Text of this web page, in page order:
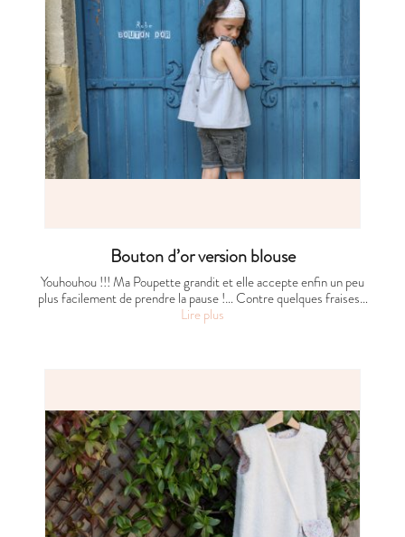
Bouton d’or version blouse
Youhouhou !!! Ma Poupette grandit et elle accepte enfin un peu
plus facilement de prendre la pause !… Contre quelques fraises…
Lire plus